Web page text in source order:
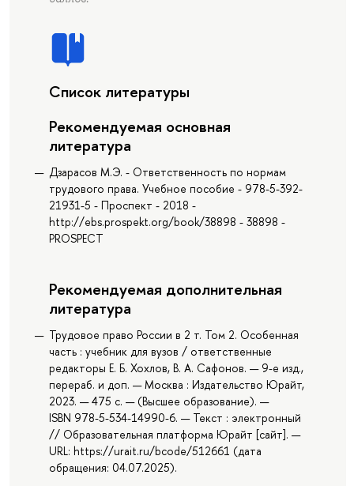
Список литературы
Рекомендуемая основная
литература
Дзарасов М.Э. - Ответственность по нормам
трудового права. Учебное пособие - 978-5-392-
21931-5 - Проспект - 2018 -
http://ebs.prospekt.org/book/38898 - 38898 -
PROSPECT
Рекомендуемая дополнительная
литература
Трудовое право России в 2 т. Том 2. Особенная
часть : учебник для вузов / ответственные
редакторы Е. Б. Хохлов, В. А. Сафонов. — 9-е изд.,
перераб. и доп. — Москва : Издательство Юрайт,
2023. — 475 с. — (Высшее образование). —
ISBN 978-5-534-14990-6. — Текст : электронный
// Образовательная платформа Юрайт [сайт]. —
URL: https://urait.ru/bcode/512661 (дата
обращения: 04.07.2025).